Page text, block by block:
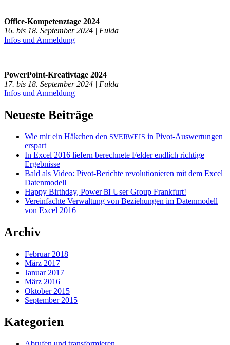
Office-Kompetenztage 2024
16. bis 18. September 2024 | Fulda
Infos und Anmeldung
PowerPoint-Kreativtage 2024
17. bis 18. September 2024 | Fulda
Infos und Anmeldung
Neueste Beiträge
Wie mir ein Häkchen den SVERWEIS in Pivot-Auswertungen
erspart
In Excel 2016 liefern berechnete Felder endlich richtige
Ergebnisse
Bald als Video: Pivot-Berichte revolutionieren mit dem Excel
Datenmodell
Happy Birthday, PowerBI User Group Frankfurt!
Vereinfachte Verwaltung von Beziehungen im Datenmodell
von Excel 2016
Archiv
Februar 2018
März 2017
Januar 2017
März 2016
Oktober 2015
September 2015
Kategorien